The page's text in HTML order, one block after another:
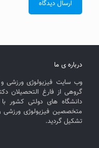
درباره ی ما
گروهی از فارغ التحصیلان
دانشگاه های دولتی کشور
متخصصین فیزیولوژی ورزشی
تشکیل گردید.